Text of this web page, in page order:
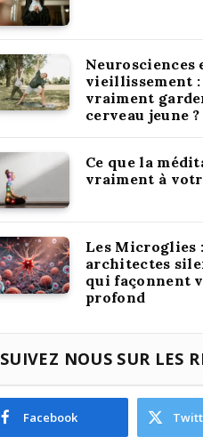
Neurosciences
vieillissement :
vraiment
cerveau jeune ?
Ce que la
vraiment à
Les Microglies
architectes
qui façonnent
profond
SUIVEZ NOUS SUR LES
Facebook